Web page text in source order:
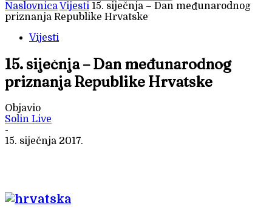
NaslovnicaVijesti 15. siječnja – Dan međunarodnog
priznanja Republike Hrvatske
Vijesti
15. siječnja – Dan međunarodnog
priznanja Republike Hrvatske
Objavio
Solin Live
-
15. siječnja 2017.